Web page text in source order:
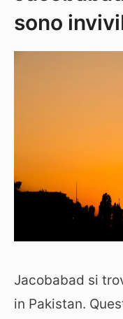
sono
Jacobabad si
in Pakistan.